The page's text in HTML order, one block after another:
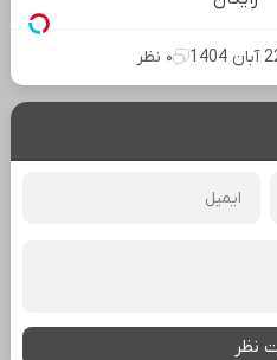
1404 ۰ نظر
نظر